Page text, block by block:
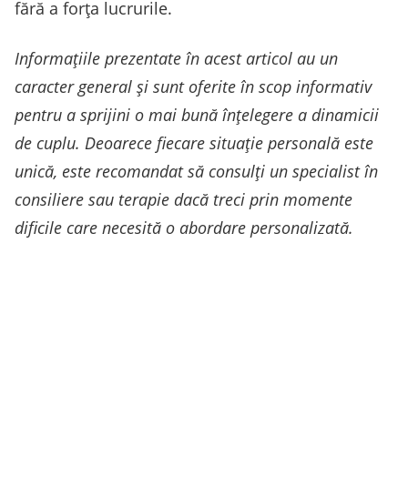
fără a forța lucrurile.
Informațiile prezentate în acest articol au un
caracter general și sunt oferite în scop informativ
pentru a sprijini o mai bună înțelegere a dinamicii
de cuplu. Deoarece fiecare situație personală este
unică, este recomandat să consulți un specialist în
consiliere sau terapie dacă treci prin momente
dificile care necesită o abordare personalizată.